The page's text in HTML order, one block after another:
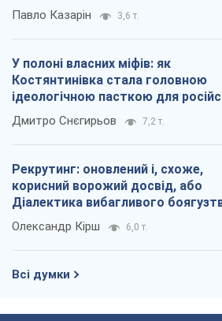
Павло Казарін 3,6 т.
У полоні власних міфів: як
Костянтинівка стала головною
ідеологічною пасткою для
окупантів
Дмитро Снєгирьов 7,2 т.
Рекрутинг: оновлений і, схоже,
корисний ворожий досвід, або
Діалектика вибагливого
Олександр Кірш 6,0 т.
Всі думки